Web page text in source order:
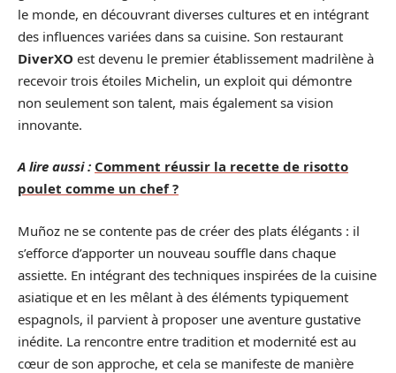
le monde, en découvrant diverses cultures et en intégrant
des influences variées dans sa cuisine. Son restaurant
DiverXO est devenu le premier établissement madrilène à
recevoir trois étoiles Michelin, un exploit qui démontre
non seulement son talent, mais également sa vision
innovante.
A lire aussi : Comment réussir la recette de risotto
poulet comme un chef ?
Muñoz ne se contente pas de créer des plats élégants : il
s’efforce d’apporter un nouveau souffle dans chaque
assiette. En intégrant des techniques inspirées de la cuisine
asiatique et en les mêlant à des éléments typiquement
espagnols, il parvient à proposer une aventure gustative
inédite. La rencontre entre tradition et modernité est au
cœur de son approche, et cela se manifeste de manière